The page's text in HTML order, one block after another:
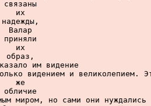
связаны
их
надежды,
Валар
приняли
их
образ,
им видение
видением и великолепием.
же
обличие
миром, но сами они нуждались